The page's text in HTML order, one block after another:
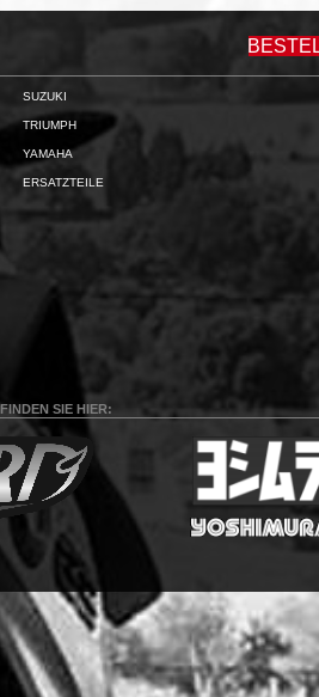
SUZUKI
TRIUMPH
YAMAHA
ERSATZTEILE
SIE HIER: